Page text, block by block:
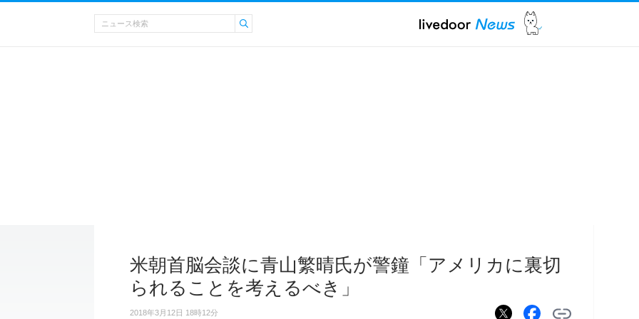
米朝首脳会談に青山繁晴氏が警鐘「アメリカに裏切
られることを考えるべき」
2018年3月12日 18時12分